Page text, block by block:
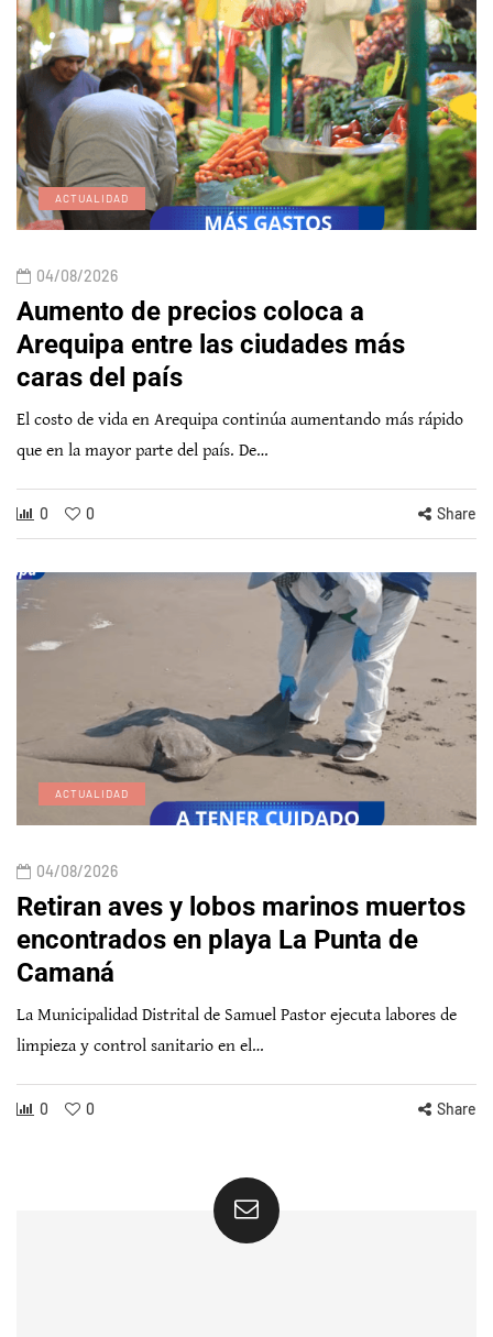
ACTUALIDAD
04/08/2026
Aumento de precios coloca a
Arequipa entre las ciudades más
caras del país
El costo de vida en Arequipa continúa aumentando más rápido
que en la mayor parte del país. De…
0 0 Share
ACTUALIDAD
04/08/2026
Retiran aves y lobos marinos muertos
encontrados en playa La Punta de
Camaná
La Municipalidad Distrital de Samuel Pastor ejecuta labores de
limpieza y control sanitario en el…
0 0 Share